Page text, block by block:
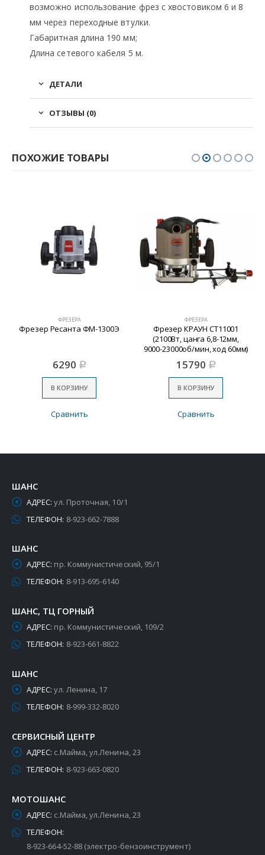
возможно использование фрез с хвостовиком 6 и 8
мм через переходные втулки.
Габаритная длина 190 мм;
Длина сетевого кабеля 5 м.
ДЕТАЛИ
ОТЗЫВЫ (0)
ПОХОЖИЕ ТОВАРЫ
ФРЕЗЕРА
Фрезер Ресанта ФМ-1300Э
6290 Р
В КОРЗИНУ
Сравнить
ФРЕЗЕРА
Фрезер КРАУН СТ11001
(2100Вт, цанга 6,8-12мм,
9000-23000об/мин, ход 60мм)
15790 Р
В КОРЗИНУ
Сравнить
ШАНС
АДРЕС: ул. Проточная, 10/1
ТЕЛЕФОН: 8-923-662-7888
ШАНС
АДРЕС: пр. Коммунистический, 95/1
ТЕЛЕФОН: 8-913-695-6140
ШАНС, ТЦ ГОРНЫЙ
АДРЕС: пр. Коммунистический, 109/2
ТЕЛЕФОН: 8-923-661-8822
ШАНС
АДРЕС: ул. Ленина, 17
ТЕЛЕФОН: 8-999-332-8020
СЕРВИСНЫЙ ЦЕНТР
АДРЕС: с.Майма, ул.Ленина, 23
ТЕЛЕФОН: 8-923-663-0820
МОТОШАНС
АДРЕС: с.Майма, ул.Ленина, 23
ТЕЛЕФОН:
8-923-664-52-88 (электро-бензоинструмент)